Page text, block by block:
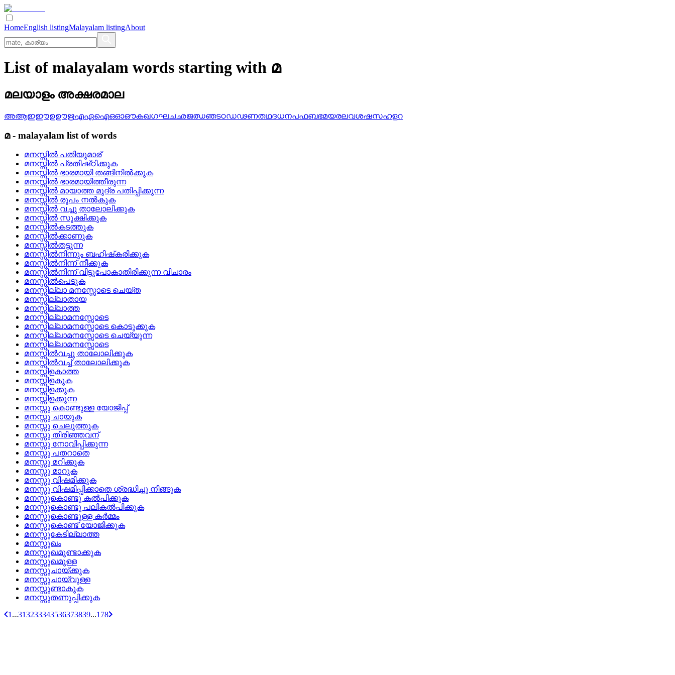
HomeEnglish listingMalayalam listingAbout
List of malayalam words starting with മ
മലയാളം അക്ഷരമാല
അആഇഈഉഊഋഎഏഐഒഓഔകഖഗഘചഛജഝഞടഠഡഢണതഥദധനപഫബഭമയരലവശഷസഹളറ
മ- malayalam list of words
മനസ്സില്‍ പതിയുമാര്
മനസ്സില്‍ പ്രതിഷ്‌ഠിക്കുക
മനസ്സില്‍ ഭാരമായി തങ്ങിനില്‍ക്കുക
മനസ്സില്‍ ഭാരമായിത്തീരുന്ന
മനസ്സില്‍ മായാത്ത മുദ്ര പതിപ്പിക്കുന്ന
മനസ്സില്‍ രൂപം നല്‍കുക
മനസ്സില്‍ വച്ചു താലോലിക്കുക
മനസ്സില്‍ സൂക്ഷിക്കുക
മനസ്സില്‍കടത്തുക
മനസ്സില്‍ക്കാണുക
മനസ്സില്‍തട്ടുന്ന
മനസ്സില്‍നിന്നും ബഹിഷ്‌കരിക്കുക
മനസ്സില്‍നിന്ന്‌ നീക്കുക
മനസ്സില്‍നിന്ന് വിട്ടുപോകാതിരിക്കുന്ന വിചാരം
മനസ്സില്‍പെടുക
മനസ്സില്ലാ മനസ്സോടെ ചെയ്‌ത
മനസ്സില്ലാതായ
മനസ്സില്ലാത്ത
മനസ്സില്ലാമനസ്സോടെ
മനസ്സില്ലാമനസ്സോടെ കൊടുക്കുക
മനസ്സില്ലാമനസ്സോടെ ചെയ്യുന്ന
മനസ്സില്ലാമനസ്സോടെ
മനസ്സില്‍വച്ചു താലോലിക്കുക
മനസ്സില്‍വച്ച് താലോലിക്കുക
മനസ്സിളകാത്ത
മനസ്സിളകുക
മനസ്സിളക്കുക
മനസ്സിളക്കുന്ന
മനസ്സു കൊണ്ടുള്ള യോജിപ്പ്
മനസ്സു ചായുക
മനസ്സു ചെലുത്തുക
മനസ്സു തിരിഞ്ഞവന്
മനസ്സു നോവിപ്പിക്കുന്ന
മനസ്സു പതറാതെ
മനസ്സു മറിക്കുക
മനസ്സു മാറുക
മനസ്സു വിഷമിക്കുക
മനസ്സു വിഷമിപ്പിക്കാതെ ശ്രദ്ധിച്ചു നീങ്ങുക
മനസ്സുകൊണ്ടു കല്‍പിക്കുക
മനസ്സുകൊണ്ടു പലികല്‍പിക്കുക
മനസ്സുകൊണ്ടുള്ള കര്‍മ്മം
മനസ്സുകൊണ്ട്‌ യോജിക്കുക
മനസ്സുകേടില്ലാത്ത
മനസ്സുഖം
മനസ്സുഖമുണ്ടാക്കുക
മനസ്സുഖമുള്ള
മനസ്സുചായ്‌ക്കുക
മനസ്സുചായ്വുള്ള
മനസ്സുണ്ടാകുക
മനസ്സുതണുപ്പിക്കുക
1 ...313233343536373839...178